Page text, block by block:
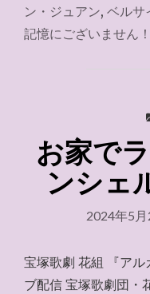
チ
ッ
ン・ジュアン, ベルサ
記憶にございません！
お家で
ンシェ
2024年5月
宝塚歌劇 花組 『アル
ブ配信 宝塚歌劇団・